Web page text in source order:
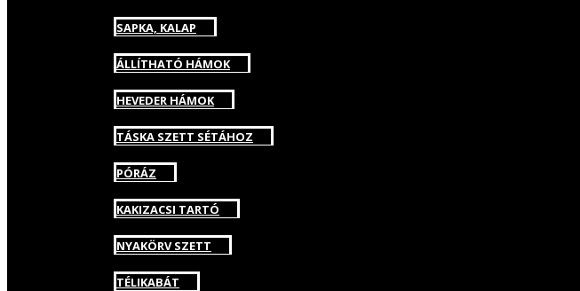
SAPKA, KALAP
ÁLLÍTHATÓ HÁMOK
HEVEDER HÁMOK
TÁSKA SZETT SÉTÁHOZ
PÓRÁZ
KAKIZACSI TARTÓ
NYAKÖRV SZETT
TÉLIKABÁT